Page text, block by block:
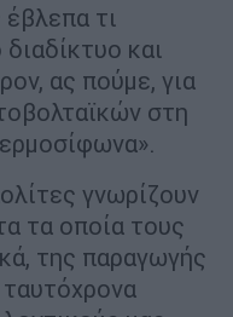
τι
και
ας πούμε, για
στη
γνωρίζουν
τα οποία τους
της παραγωγής
ταυτόχρονα